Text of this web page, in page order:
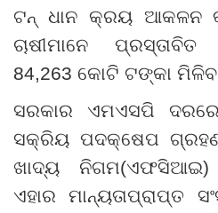
ଟନ୍ ଧାନ କ୍ରୟ ଆକଳନ
ଚାଷୀମାନେ
84,263 କୋଟି ଟଙ୍କା
ସରକାର ଏମଏସପି
ସକ୍ରିୟ ପଦକ୍ଷେପ
ଖାଦ୍ୟ ନିଗମ(ଏଫସିଆଇ)
ଏହାର ମାନ୍ୟତାପ୍ରାପ୍ତ